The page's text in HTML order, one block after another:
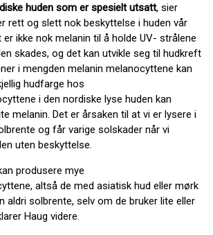
huden som er spesielt utsatt, sier
rett og slett nok beskyttelse i huden vår
ikke nok melanin til å holde UV- strålene
skades, og det kan utvikle seg til hudkreft
i mengden melanin melanocyttene kan
hudfarge hos
i den nordiske lyse huden kan
melanin. Det er årsaken til at vi er lysere i
og får varige solskader når vi
uten beskyttelse.
produsere mye
altså de med asiatisk hud eller mørk
aldri solbrente, selv om de bruker lite eller
Haug videre.